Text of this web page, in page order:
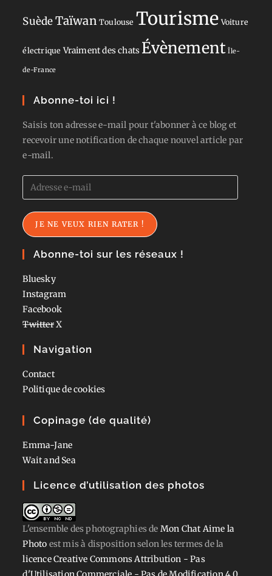
SuèdeTaïwan Toulouse Tourisme Voiture
électrique Vraiment des chats Évènement Île-
de-France
Abonne-toi ici !
Saisis ton adresse e-mail pour t'abonner à ce blog et
recevoir une notification de chaque nouvel article par
e-mail.
Adresse
e-
mail
JE NE VEUX RIEN RATER !
Abonne-toi sur les réseaux !
Bluesky
Instagram
Facebook
TwitterX
Navigation
Contact
Politique de cookies
Copinage (de qualité)
Emma-Jane
Wait and Sea
Licence d’utilisation des photos
L'ensemble des photographiesde Mon Chat Aime la
Photo est mis à disposition selon les termes de la
licence Creative Commons Attribution - Pas